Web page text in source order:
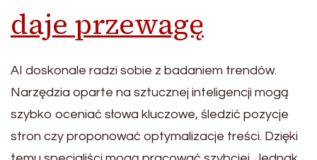
daje przewagę
AI doskonale radzi sobie z badaniem trendów.
Narzędzia oparte na sztucznej inteligencji mogą
szybko oceniać słowa kluczowe, śledzić pozycje
stron czy proponować optymalizacje treści. Dzięki